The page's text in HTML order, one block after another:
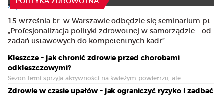
POLITYKA ZDROWOTNA
15 września br. w Warszawie odbędzie się seminarium pt.
„Profesjonalizacja polityki zdrowotnej w samorządzie – od
zadań ustawowych do kompetentnych kadr”.
Kleszcze – jak chronić zdrowie przed chorobami
odkleszczowymi?
Sezon letni sprzyja aktywności na świeżym powietrzu, ale...
Zdrowie w czasie upałów – jak ograniczyć ryzyko i zadbać